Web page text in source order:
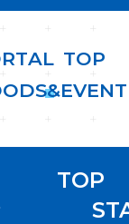
RTAL TOP
ODS&EVENT
TOP